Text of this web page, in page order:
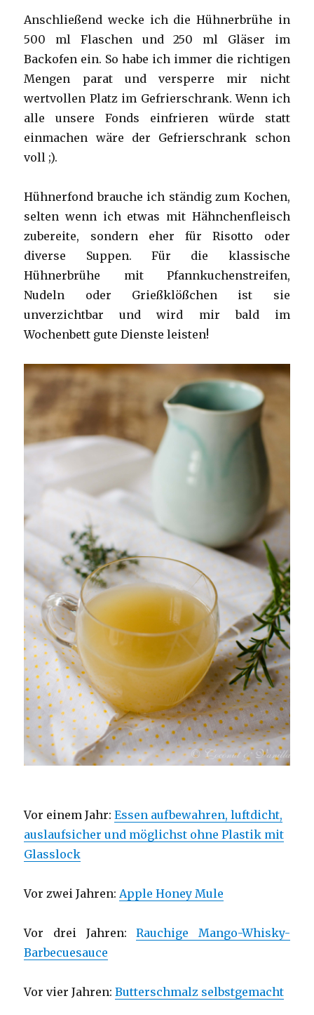
Anschließend wecke ich die Hühnerbrühe in
500 ml Flaschen und 250 ml Gläser im
Backofen ein. So habe ich immer die richtigen
Mengen parat und versperre mir nicht
wertvollen Platz im Gefrierschrank. Wenn ich
alle unsere Fonds einfrieren würde statt
einmachen wäre der Gefrierschrank schon
voll ;).
Hühnerfond brauche ich ständig zum Kochen,
selten wenn ich etwas mit Hähnchenfleisch
zubereite, sondern eher für Risotto oder
diverse Suppen. Für die klassische
Hühnerbrühe mit Pfannkuchenstreifen,
Nudeln oder Grießklößchen ist sie
unverzichtbar und wird mir bald im
Wochenbett gute Dienste leisten!
Vor einem Jahr:Essen aufbewahren, luftdicht,
auslaufsicher und möglichst ohne Plastik mit
Glasslock
Vor zwei Jahren:Apple Honey Mule
Vor drei Jahren:Rauchige Mango-Whisky-
Barbecuesauce
Vor vier Jahren:Butterschmalz selbstgemacht